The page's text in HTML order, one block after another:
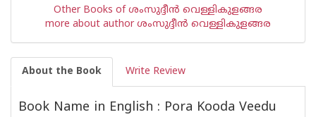
Other Books of ശംസുദ്ദീന്‍ വെള്ളികുളങ്ങര
more about author ശംസുദ്ദീന്‍ വെള്ളികുളങ്ങര
About the Book Write Review
Book Name in English : Pora Kooda Veedu